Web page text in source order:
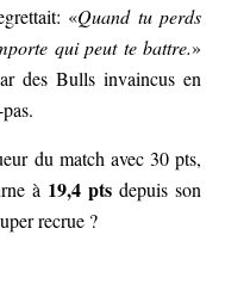
«Quand tu perds
qui peut te battre.»
des Bulls invaincus en
du match avec 30 pts,
à 19,4 ptsdepuis son
recrue ?